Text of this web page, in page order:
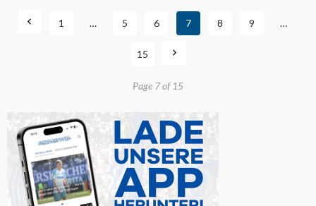
1 … 5 6 7 8 9 …
15
Page 7 of 15